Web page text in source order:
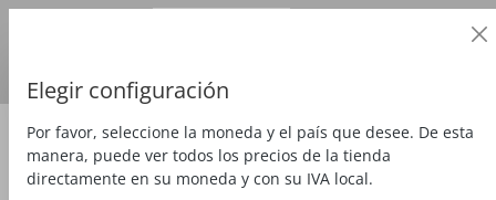
Fresar Fresa para ranuras
Elegir configuración
Por favor, seleccione la moneda y el país que desee. De esta
manera, puede ver todos los precios de la tienda
directamente en su moneda y con su IVA local.